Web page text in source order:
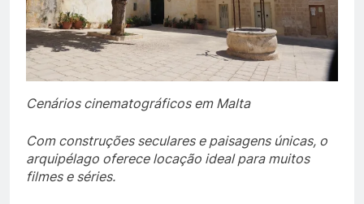
Cenários cinematográficos em Malta
Com construções seculares e paisagens únicas, o
arquipélago oferece locação ideal para muitos
filmes e séries.